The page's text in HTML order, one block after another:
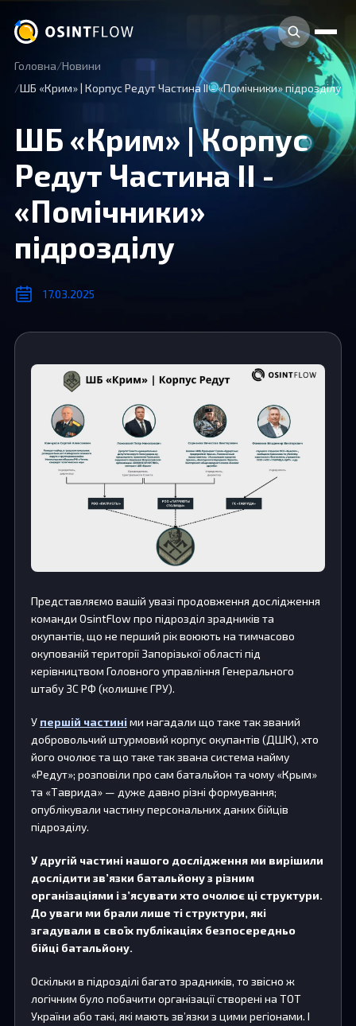
Головна Новини
ШБ «Крим» | Корпус Редут Частина II - «Помічники» підрозділу
ШБ «Крим» | Корпус
Редут Частина II -
«Помічники»
підрозділу
17.03.2025
Представляємо вашій увазі продовження дослідження
команди OsintFlow про підрозділ зрадників та
окупантів, що не перший рік воюють на тимчасово
окупованій території Запорізької області під
керівництвом Головного управління Генерального
штабу ЗС РФ (колишнє ГРУ).
У першій частиніми нагадали що таке так званий
добровольчий штурмовий корпус окупантів (ДШК), хто
його очолює та що таке так звана система найму
«Редут»; розповіли про сам батальйон та чому «Крым»
та «Таврида» — дуже давно різні формування;
опублікували частину персональних даних бійців
підрозділу.
У другій частині нашого дослідження ми вирішили
дослідити зв’язки батальйону з різним
організаціями і з’ясувати хто очолює ці структури.
До уваги ми брали лише ті структури, які
згадували в своїх публікаціях безпосередньо
бійці батальйону.
Оскільки в підрозділі багато зрадників, то звісно ж
логічним було побачити організації створені на ТОТ
України або такі, які мають зв’язки з цими регіонами. І